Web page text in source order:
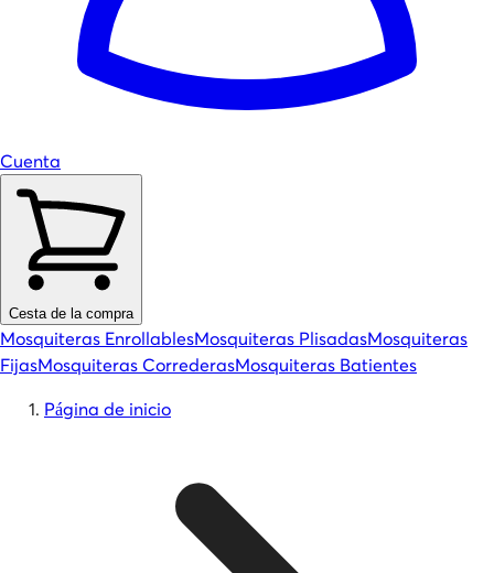
Cuenta
Cesta de la compra
Mosquiteras EnrollablesMosquiteras PlisadasMosquiteras
FijasMosquiteras CorrederasMosquiteras Batientes
Página de inicio